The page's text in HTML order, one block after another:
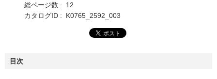
総ページ数 : 12
カタログID : K0765_2592_003
目次